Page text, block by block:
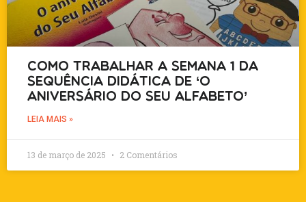
Como Trabalhar a Semana 1 da
Sequência Didática de ‘O
Aniversário do Seu Alfabeto’
LEIA MAIS »
13 de março de 2025 2 Comentários